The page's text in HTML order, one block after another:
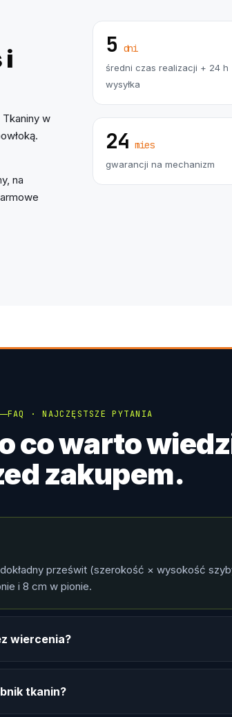
i
w
na
5 dni
średni czas realizacji + 24 h
wysyłka
24 mies
gwarancji na mechanizm
FAQ · NAJCZĘSTSZE PYTANIA
co warto
zakupem.
prześwit (szerokość × wysokość
i 8 cm w pionie.
wiercenia?
tkanin?